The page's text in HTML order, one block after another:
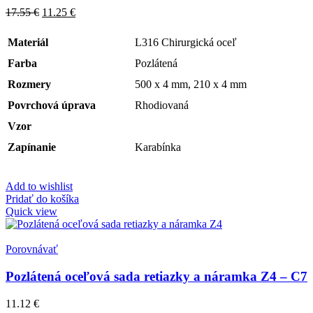
17.55€ 11.25 €
Materiál
L316 Chirurgická oceľ
Farba
Pozlátená
Rozmery
500 x 4 mm, 210 x 4 mm
Povrchová úprava
Rhodiovaná
Vzor
Zapínanie
Karabínka
Add to wishlist
Pridať do košíka
Quick view
Porovnávať
Pozlátená oceľová sada retiazky a náramka Z4 – C7
11.12 €